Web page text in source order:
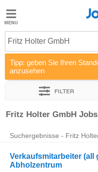
Jobted
Jobs
Gehalt
Fritz Holter GmbH
Tipp: geben Sie Ihren
anzusehen
Filter
Sortieren nach
Fritz Holter GmbH Jobs
Suchergebnisse - Fritz
Verkaufsmitarbeiter (all
Abholzentrum